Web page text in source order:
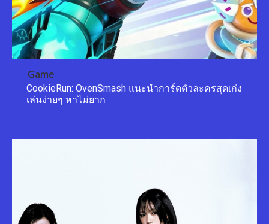
Game
CookieRun: OvenSmash แนะนำการ์ดตัวละครสุดเก่ง
เล่นง่ายๆ หาไม่ยาก